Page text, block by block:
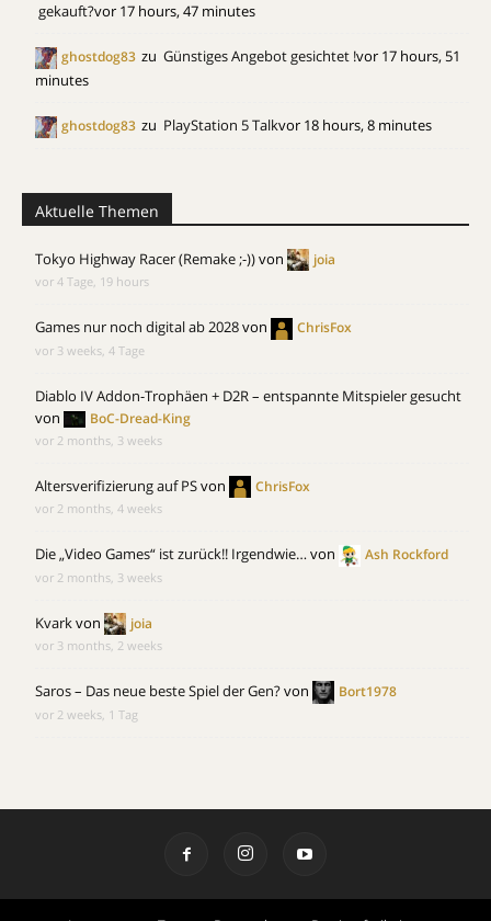
gekauft?vor 17 hours, 47 minutes
ghostdog83 zu Günstiges Angebot gesichtet !vor 17 hours, 51
minutes
ghostdog83 zu PlayStation 5 Talkvor 18 hours, 8 minutes
Aktuelle Themen
Tokyo Highway Racer (Remake ;-))von joia
vor 4 Tage, 19 hours
Games nur noch digital ab 2028von ChrisFox
vor 3 weeks, 4 Tage
Diablo IV Addon-Trophäen + D2R – entspannte Mitspieler gesucht
von
BoC-Dread-King
vor 2 months, 3 weeks
Altersverifizierung auf PSvon ChrisFox
vor 2 months, 4 weeks
Die „Video Games“ ist zurück!! Irgendwie…von Ash Rockford
vor 2 months, 3 weeks
Kvarkvon joia
vor 3 months, 2 weeks
Saros – Das neue beste Spiel der Gen?von Bort1978
vor 2 weeks, 1 Tag